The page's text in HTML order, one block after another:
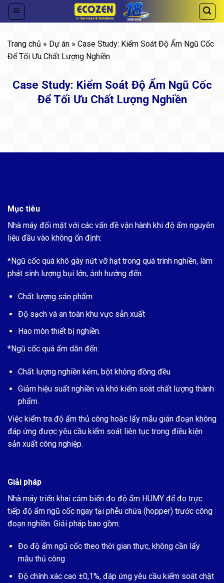
Skip
Trang chủ » Dự án » Case Study: Kiểm Soát Độ Ẩm Ngũ Cốc
Để Tối Ưu Chất Lượng Nghiền
Case Study: Kiểm Soát Độ Ẩm Ngũ Cốc
Để Tối Ưu Chất Lượng Nghiền
Mục tiêu
Nhà máy đối mặt với các vấn đề vận hành khi độ ẩm nguyên
liệu đầu vào không ổn định:
*Ngũ cốc quá khô gây nứt vỡ hạt trong quá trình nghiền, làm
phát sinh lượng bụi lớn, ảnh hưởng đến:
Chất lượng sản phẩm
Độ sạch và an toàn khu vực sản xuất
Hao mòn thiết bị nghiền.
*Ngũ cốc quá ẩm dẫn đến:
Chất lượng nghiền kém, bột không đồng đều
Giảm hiệu suất nghiền và khó kiểm soát chất lượng thành
phẩm.
Việc kiểm tra độ ẩm thủ công hoặc lấy mẫu gián đoạn không
đáp ứng được yêu cầu kiểm soát liên tục trong điều kiện
sản xuất công nghiệp.
Giải pháp
Nhà máy triển khai cảm biến đo độ ẩm HUMY để đo trực
tiếp độ ẩm ngũ cốc ngay tại phễu chứa (hopper) trước công
đoạn nghiền. Giải pháp bao gồm:
Đo độ ẩm ngũ cốc theo thời gian thực, không cần lấy
mẫu thủ công
Độ chính xác cao ±0,1%, đáp ứng yêu cầu kiểm soát chặt